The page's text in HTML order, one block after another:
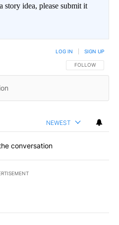
idea, please submit it
FOLLOW THIS
FOLLOW
LOG IN SIGN UP
NEWEST
conversation